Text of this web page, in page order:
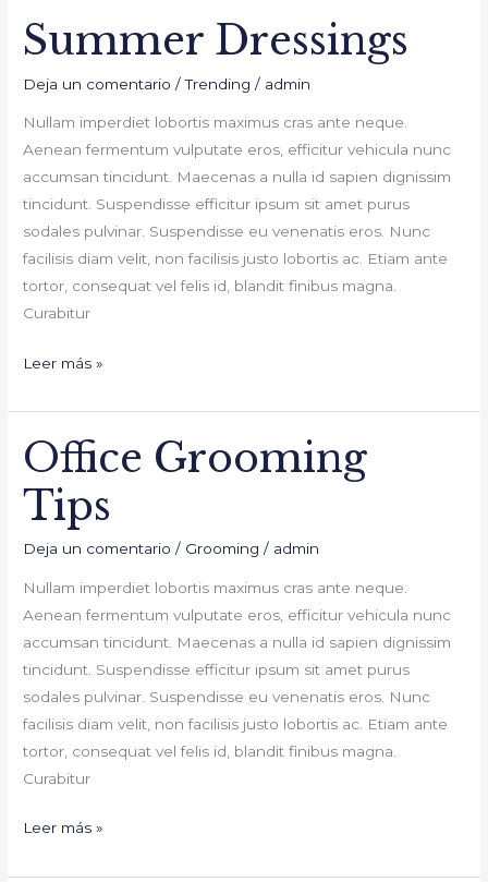
Summer Dressings
Deja un comentario /Trending / admin
Nullam imperdiet lobortis maximus cras ante neque.
Aenean fermentum vulputate eros, efficitur vehicula nunc
accumsan tincidunt. Maecenas a nulla id sapien dignissim
tincidunt. Suspendisse efficitur ipsum sit amet purus
sodales pulvinar. Suspendisse eu venenatis eros. Nunc
facilisis diam velit, non facilisis justo lobortis ac. Etiam ante
tortor, consequat vel felis id, blandit finibus magna.
Curabitur
Summer
Dressings
Leer más »
Office Grooming
Tips
Deja un comentario / Grooming / admin
Nullam imperdiet lobortis maximus cras ante neque.
Aenean fermentum vulputate eros, efficitur vehicula nunc
accumsan tincidunt. Maecenas a nulla id sapien dignissim
tincidunt. Suspendisse efficitur ipsum sit amet purus
sodales pulvinar. Suspendisse eu venenatis eros. Nunc
facilisis diam velit, non facilisis justo lobortis ac. Etiam ante
tortor, consequat vel felis id, blandit finibus magna.
Curabitur
Office
Grooming
Tips
Leer más »